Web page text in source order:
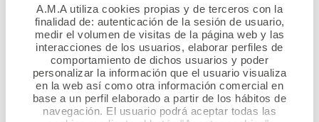
A.M.A utiliza cookies propias y de terceros con la
finalidad de: autenticación de la sesión de usuario,
medir el volumen de visitas de la página web y las
interacciones de los usuarios, elaborar perfiles de
comportamiento de dichos usuarios y poder
personalizar la información que el usuario visualiza
en la web así como otra información comercial en
base a un perfil elaborado a partir de los hábitos de
navegación. El usuario podrá aceptar todas las
Ver noticia
sanitarios
Ver noticia